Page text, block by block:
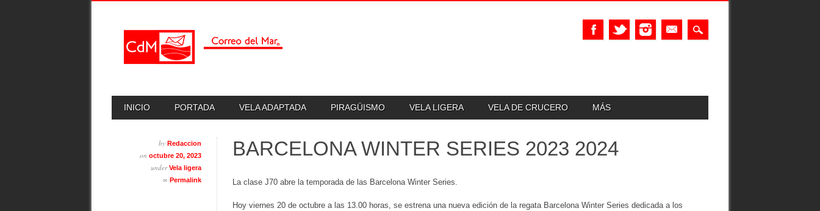
MAIN MENU
INICIO PORTADA VELA ADAPTADA PIRAGÜISMO VELA LIGERA VELA DE CRUCERO MÁS
by Redaccion
on octubre 20, 2023
underVela ligera
∞ Permalink
BARCELONA WINTER SERIES 2023 2024
La clase J70 abre la temporada de las Barcelona Winter Series.
Hoy viernes 20 de octubre a las 13.00 horas, se estrena una nueva edición de la regata Barcelona Winter Series dedicada a los